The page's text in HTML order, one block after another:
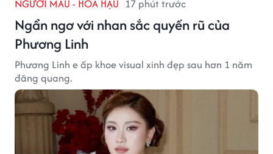
NGƯỜI MẪU - HOA HẬU 17 phút trước
Ngẩn ngơ với nhan sắc quyến rũ của
Phương Linh
Phương Linh e ấp khoe visual xinh đẹp sau hơn 1 năm
đăng quang.